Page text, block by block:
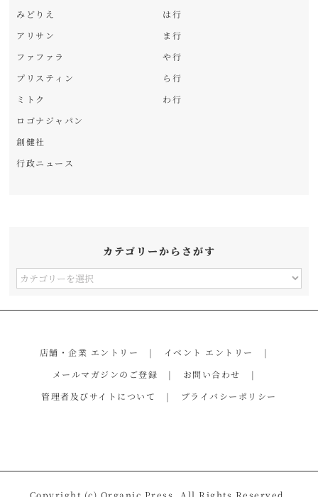
みどりえ
アリサン
ファファラ
プリスティン
ミトク
ロゴナジャパン
創健社
行政ニュース
は行
ま行
や行
ら行
わ行
カテゴリーからさがす
カ
す
店舗・企業 エントリー
イベント エントリー
メールマガジンのご登録
お問い合わせ
管理者及びサイトについて
プライバシーポリシー
Copyright (c) Organic Press. All Rights Reserved.